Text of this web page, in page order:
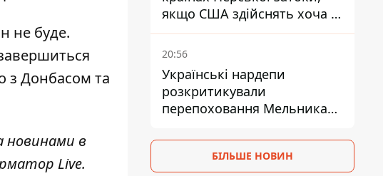
не буде.
з Донбасом та
новинами в
Live.
якщо США здійснять хоча б
одну атаку - Reuters
20:56
Українські нардепи
розкритикували
перепоховання Мельника
ізоляції
БІЛЬШЕ НОВИН